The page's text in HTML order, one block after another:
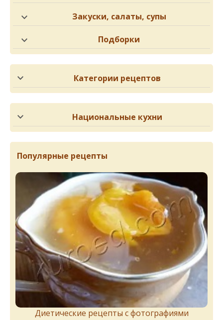
Закуски, салаты, супы
Подборки
Категории рецептов
Национальные кухни
Популярные рецепты
Диетические рецепты с фотографиями